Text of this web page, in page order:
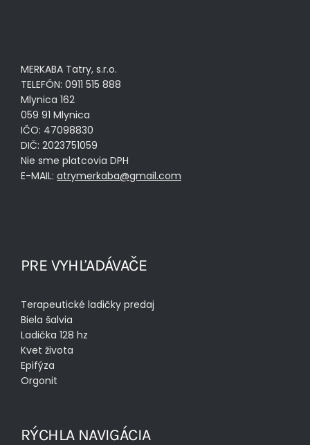
MERKABA Tatry, s.r.o.
TELEFÓN: 0911 515 888
Mlynica 162
059 91 Mlynica
IČO: 47098830
DIČ: 2023751059
Nie sme platcovia DPH
E-MAIL: atrymerkaba@gmail.com
PRE VYHĽADÁVAČE
Terapeutické ladičky predaj
Biela šalvia
Ladička 128 hz
Kvet života
Epifýza
Orgonit
RÝCHLA NAVIGÁCIA